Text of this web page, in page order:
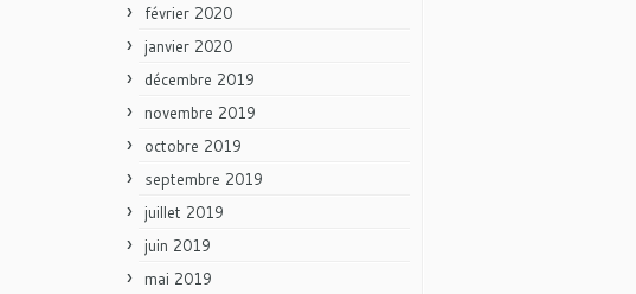
février 2020
janvier 2020
décembre 2019
novembre 2019
octobre 2019
septembre 2019
juillet 2019
juin 2019
mai 2019